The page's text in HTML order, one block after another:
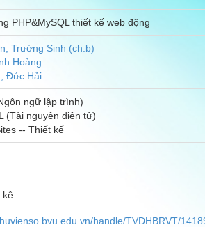
PHP&MySQL thiết kế web động
Trường Sinh (ch.b)
Hoàng
Đức Hải
ngữ lập trình)
(Tài nguyên điện tử)
-- Thiết kế
kê
handle/TVDHBRVT/